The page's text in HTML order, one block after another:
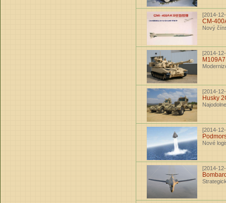
[2014-
CM-
Nový
[2014-
[2014-
Husky
[2014-
Nové
[2014-